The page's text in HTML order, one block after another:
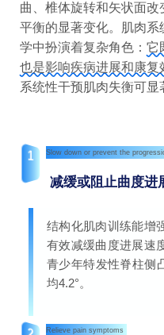
曲、椎体旋转和矢状面
平衡的显著变化。肌肉
学中扮演着复杂角色： 它
也是影响疾病进展和康复
系统性干预肌肉失衡可显
1 Slow down or prevent the
减缓或阻止曲度进
结构化肌肉训练能增
有效减缓曲度进展速
青少年特发性脊柱侧
均4.2°。
Relieve pain symptoms